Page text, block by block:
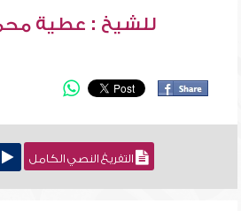
للشيخ : عطية
التفريغ النصي الكامل